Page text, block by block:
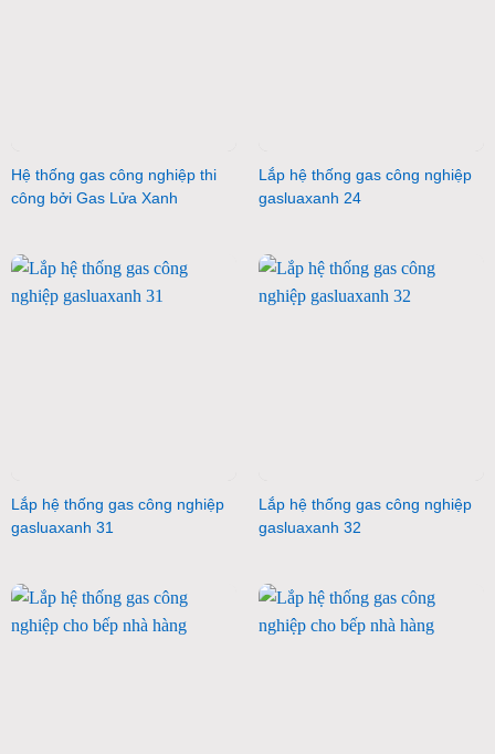
Hệ thống gas công nghiệp thi
công bởi Gas Lửa Xanh
Lắp hệ thống gas công nghiệp
gasluaxanh 24
Lắp hệ thống gas công nghiệp
gasluaxanh 31
Lắp hệ thống gas công nghiệp
gasluaxanh 32